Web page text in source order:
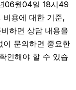
06월04일 18시49
용에 대한 기준,
하면 상담 내용을
이 문의하면 중요한
인해야 할 수 있습